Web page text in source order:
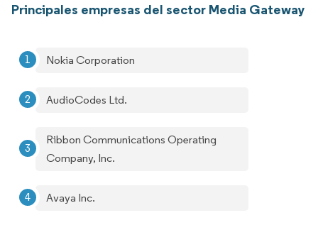
Principales empresas del sector Media Gateway
Nokia Corporation
AudioCodes Ltd.
Ribbon Communications Operating
Company, Inc.
Avaya Inc.